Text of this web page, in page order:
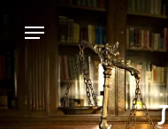
Menu